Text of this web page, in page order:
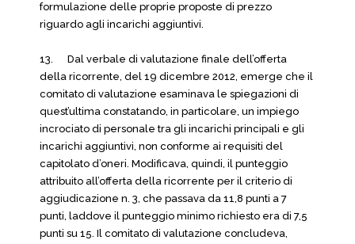
formulazione delle proprie proposte di prezzo
riguardo agli incarichi aggiuntivi.
13. Dal verbale di valutazione finale dell’offerta
della ricorrente, del 19 dicembre 2012, emerge che il
comitato di valutazione esaminava le spiegazioni di
quest’ultima constatando, in particolare, un impiego
incrociato di personale tra gli incarichi principali e gli
incarichi aggiuntivi, non conforme ai requisiti del
capitolato d’oneri. Modificava, quindi, il punteggio
attribuito all’offerta della ricorrente per il criterio di
aggiudicazione n. 3, che passava da 11,8 punti a 7
punti, laddove il punteggio minimo richiesto era di 7,5
punti su 15. Il comitato di valutazione concludeva,